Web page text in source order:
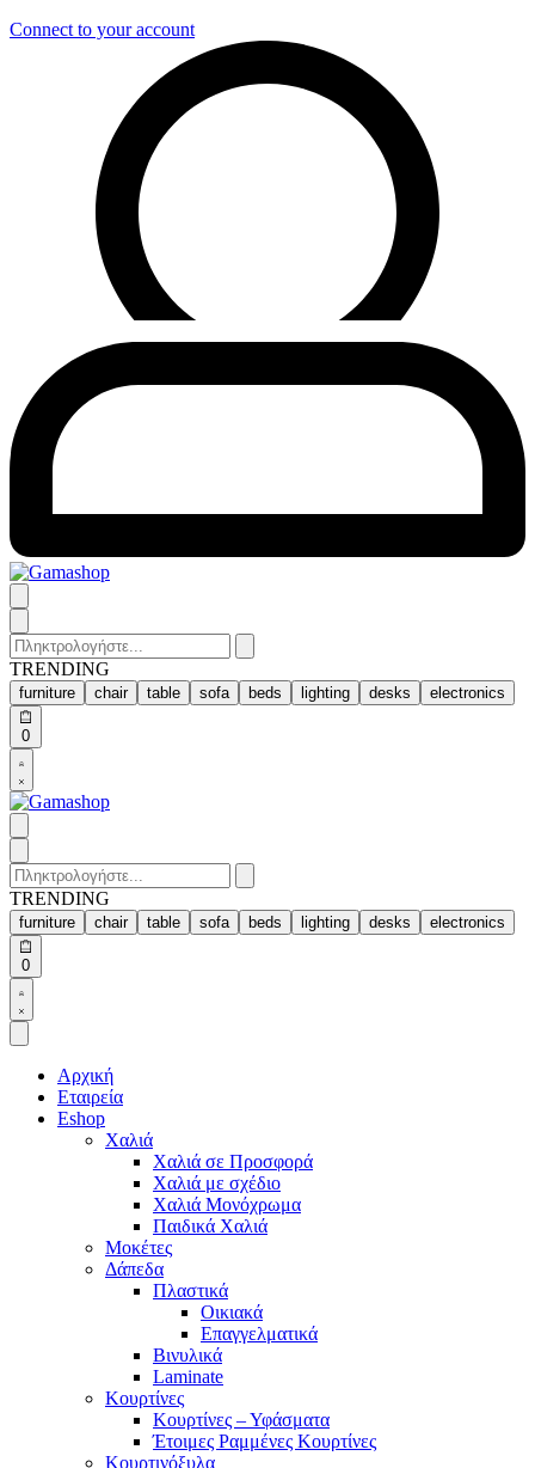
Connect to your account
Search
for:
TRENDING
furniture chair table sofa beds lighting desks electronics
0Open
cart
Open
Account
details
Search
for:
TRENDING
furniture chair table sofa beds lighting desks electronics
0Open
cart
Open
Account
details
Αρχική
Εταιρεία
Eshop
Χαλιά
Χαλιά σε Προσφορά
Χαλιά με σχέδιο
Χαλιά Μονόχρωμα
Παιδικά Χαλιά
Μοκέτες
Δάπεδα
Πλαστικά
Οικιακά
Επαγγελματικά
Βινυλικά
Laminate
Κουρτίνες
Κουρτίνες – Υφάσματα
Έτοιμες Ραμμένες Κουρτίνες
Κουρτινόξυλα